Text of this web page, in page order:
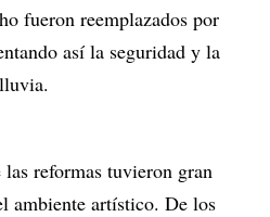
fueron reemplazados por
así la seguridad y la
reformas tuvieron gran
ambiente artístico. De los